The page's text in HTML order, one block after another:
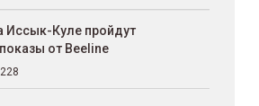
Иссык-Куле пройдут
от Beeline
228